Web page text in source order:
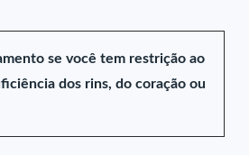
se você tem restrição ao
dos rins, do coração ou